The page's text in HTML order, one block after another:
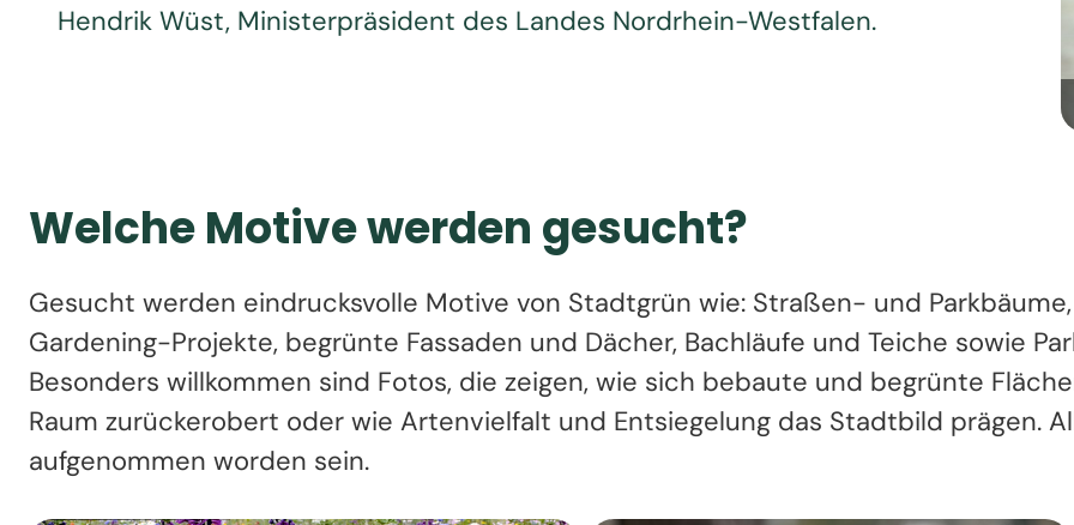
Hendrik Wüst, Ministerpräsident des Landes Nordrhein-Westfalen.
Welche Motive werden gesucht?
Gesucht werden eindrucksvolle Motive von Stadtgrün wie: Straßen- und
Gardening-Projekte, begrünte Fassaden und Dächer, Bachläufe und Teiche sowie
Besonders willkommen sind Fotos, die zeigen, wie sich bebaute und begrünte
Raum zurückerobert oder wie Artenvielfalt und Entsiegelung das Stadtbild prägen.
aufgenommen worden sein.